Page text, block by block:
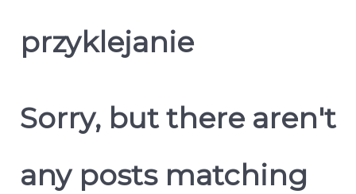
przyklejanie
Sorry, but there aren't
any posts matching